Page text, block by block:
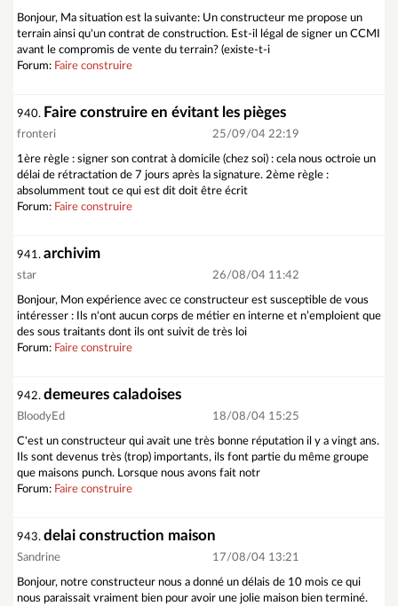
Bonjour, Ma situation est la suivante: Un constructeur me propose un
terrain ainsi qu'un contrat de construction. Est-il légal de signer un CCMI
avant le compromis de vente du terrain? (existe-t-i
Forum: Faire construire
940. Faire construire en évitant les pièges
fronteri 25/09/04 22:19
1ère règle : signer son contrat à domicile (chez soi) : cela nous octroie un
délai de rétractation de 7 jours après la signature. 2ème règle :
absolumment tout ce qui est dit doit être écrit
Forum: Faire construire
941. archivim
star 26/08/04 11:42
Bonjour, Mon expérience avec ce constructeur est susceptible de vous
intéresser : Ils n'ont aucun corps de métier en interne et n’emploient que
des sous traitants dont ils ont suivit de très loi
Forum: Faire construire
942. demeures caladoises
BloodyEd 18/08/04 15:25
C'est un constructeur qui avait une très bonne réputation il y a vingt ans.
Ils sont devenus très (trop) importants, ils font partie du même groupe
que maisons punch. Lorsque nous avons fait notr
Forum: Faire construire
943. delai construction maison
Sandrine 17/08/04 13:21
Bonjour, notre constructeur nous a donné un délais de 10 mois ce qui
nous paraissait vraiment bien pour avoir une jolie maison bien terminé.